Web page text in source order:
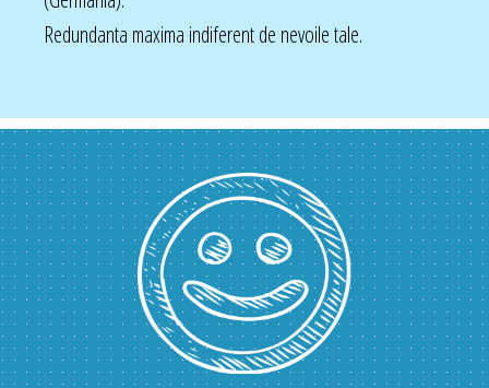
Redundanta maxima indiferent de nevoile tale.